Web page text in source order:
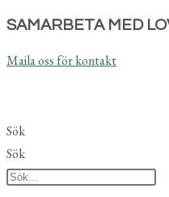
Hoppa
innehållet
SAMARBETA MED
Maila oss för kontakt
Sök
Sök